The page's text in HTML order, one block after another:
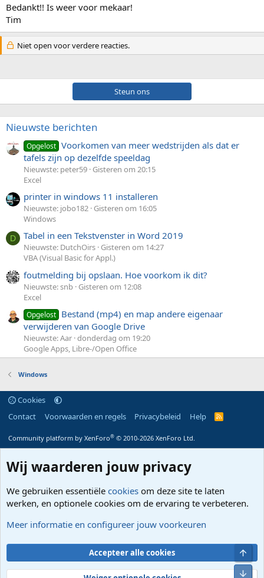
Bedankt!! Is weer voor mekaar!
Tim
Niet open voor verdere reacties.
Steun ons
Nieuwste berichten
Opgelost Voorkomen van meer wedstrijden als dat er
tafels zijn op dezelfde speeldag
Nieuwste: peter59 Gisteren om 20:15
Excel
printer in windows 11 installeren
Nieuwste: jobo182 Gisteren om 16:05
Windows
D Tabel in een Tekstvenster in Word 2019
Nieuwste: DutchOirs Gisteren om 14:27
VBA (Visual Basic for Appl.)
foutmelding bij opslaan. Hoe voorkom ik dit?
Nieuwste: snb Gisteren om 12:08
Excel
Opgelost Bestand (mp4) en map andere eigenaar
verwijderen van Google Drive
Nieuwste: Aar donderdag om 19:20
Google Apps, Libre-/Open Office
Windows
Cookies
Contact
Voorwaarden en regels Privacybeleid Help
R
Community platform by XenForo® © 2010-2026 XenForo Ltd.
Wij waarderen jouw privacy
We gebruiken essentiële cookies om deze site te laten
werken, en optionele cookies om de ervaring te verbeteren.
Meer informatie en configureer jouw voorkeuren
Accepteer alle cookies